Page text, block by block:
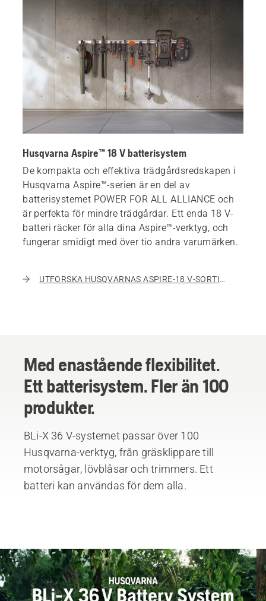
Husqvarna Aspire™ 18 V batterisystem
De kompakta och effektiva trädgårdsredskapen i
Husqvarna Aspire™-serien är en del av
batterisystemet POWER FOR ALL ALLIANCE och
är perfekta för mindre trädgårdar. Ett enda 18 V-
batteri räcker för alla dina Aspire™-verktyg, och
fungerar smidigt med över tio andra varumärken.
UTFORSKA HUSQVARNAS ASPIRE-18 V-SORTIMENT
Med enastående flexibilitet.
Ett batterisystem. Fler än 100
produkter.
BLi-X 36 V-systemet passar över 100
Husqvarna-verktyg, från gräsklippare till
motorsågar, lövblåsar och trimmers. Ett
batteri kan användas för dem alla.